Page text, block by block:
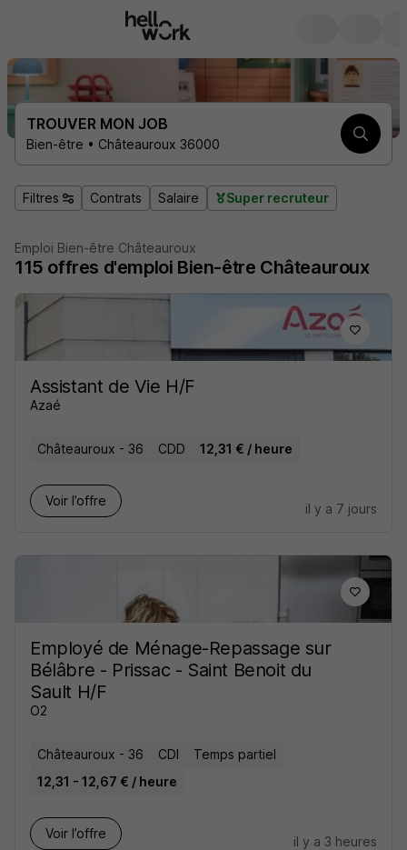
TROUVER MON JOB
Bien-être • Châteauroux 36000
Filtres Contrats Salaire Super recruteur
Emploi Bien-être Châteauroux
115 offres d'emploi Bien-être Châteauroux
Assistant de Vie H/F
Azaé
Châteauroux - 36 CDD 12,31 € / heure
Voir l’offre
il y a 7 jours
Employé de Ménage-Repassage sur
Bélâbre - Prissac - Saint Benoit du
Sault H/F
O2
Châteauroux - 36 CDI
Temps partiel
12,31 - 12,67 € / heure
Voir l’offre
il y a 3 heures